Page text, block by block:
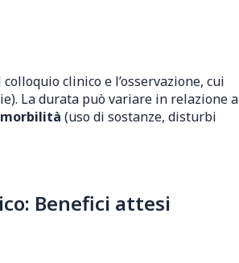
clinico e l’osservazione, cui
La durata può variare in relazione a
(uso di sostanze, disturbi
Benefici attesi